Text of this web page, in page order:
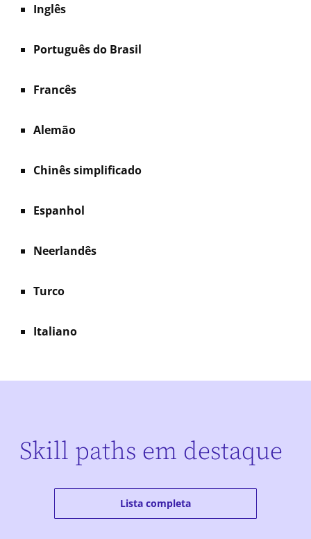
Inglês
Português do Brasil
Francês
Alemão
Chinês simplificado
Espanhol
Neerlandês
Turco
Italiano
Skill paths em destaque
Lista completa